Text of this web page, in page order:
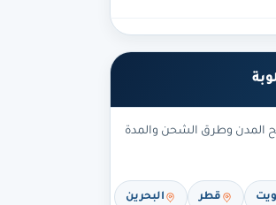
وطرق الشحن والمدة
قطر البحرين